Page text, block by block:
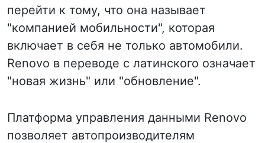
перейти к тому, что она называет
"компанией мобильности", которая
включает в себя не только автомобили.
Renovo в переводе с латинского означает
"новая жизнь" или "обновление".
Платформа управления данными Renovo
позволяет автопроизводителям